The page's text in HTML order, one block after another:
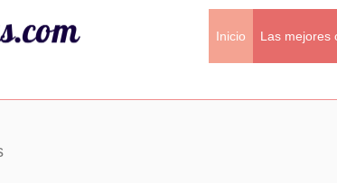
Inicio Las mejores